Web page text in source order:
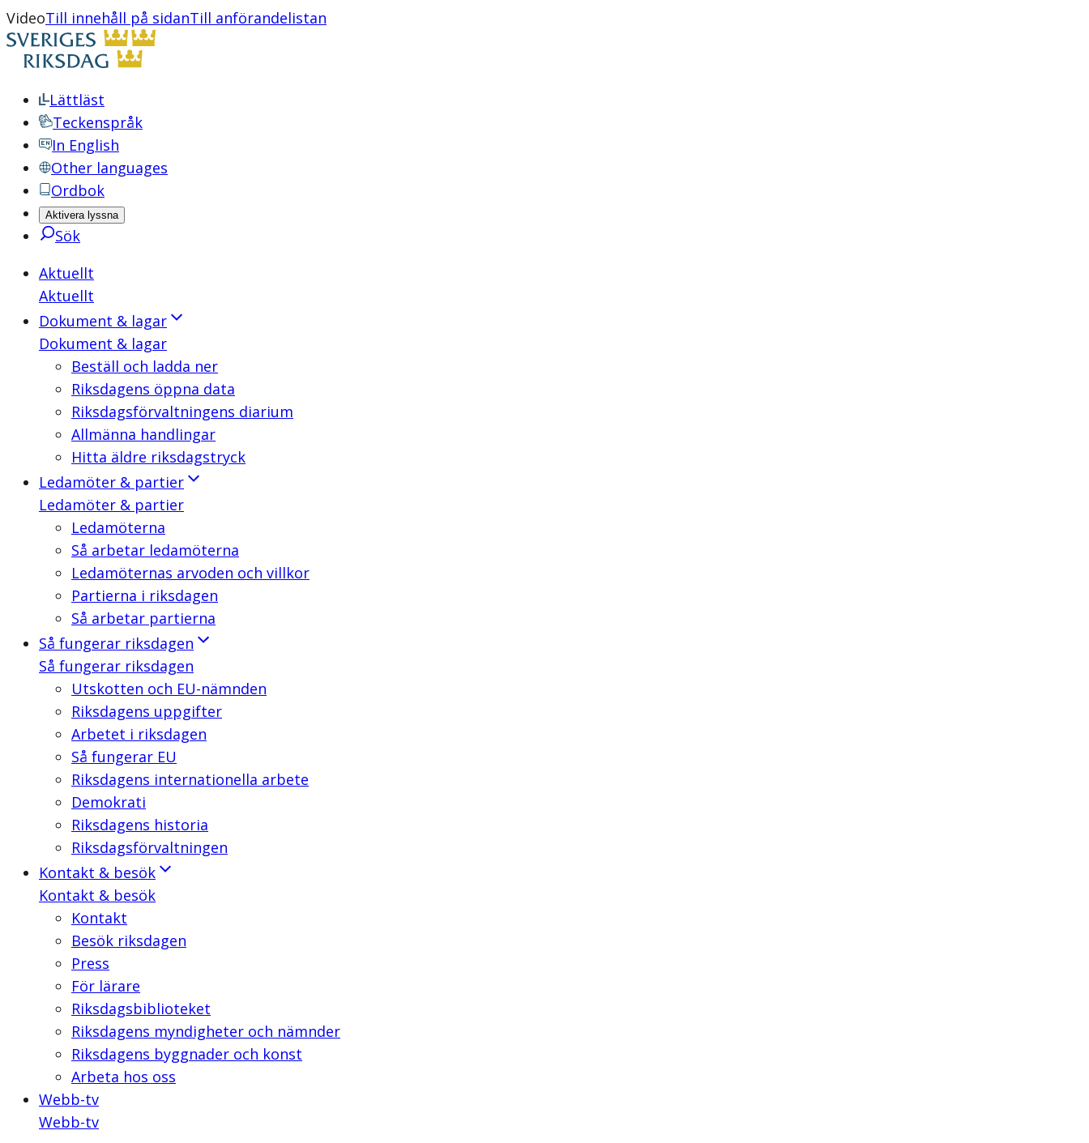
VideoTill innehåll på sidanTill anförandelistan
Lättläst
Teckenspråk
In English
Other languages
Ordbok
Aktivera lyssna
Sök
Aktuellt
Aktuellt
Dokument & lagar
Dokument & lagar
Beställ och ladda ner
Riksdagens öppna data
Riksdagsförvaltningens diarium
Allmänna handlingar
Hitta äldre riksdagstryck
Ledamöter & partier
Ledamöter & partier
Ledamöterna
Så arbetar ledamöterna
Ledamöternas arvoden och villkor
Partierna i riksdagen
Så arbetar partierna
Så fungerar riksdagen
Så fungerar riksdagen
Utskotten och EU-nämnden
Riksdagens uppgifter
Arbetet i riksdagen
Så fungerar EU
Riksdagens internationella arbete
Demokrati
Riksdagens historia
Riksdagsförvaltningen
Kontakt & besök
Kontakt & besök
Kontakt
Besök riksdagen
Press
För lärare
Riksdagsbiblioteket
Riksdagens myndigheter och nämnder
Riksdagens byggnader och konst
Arbeta hos oss
Webb-tv
Webb-tv